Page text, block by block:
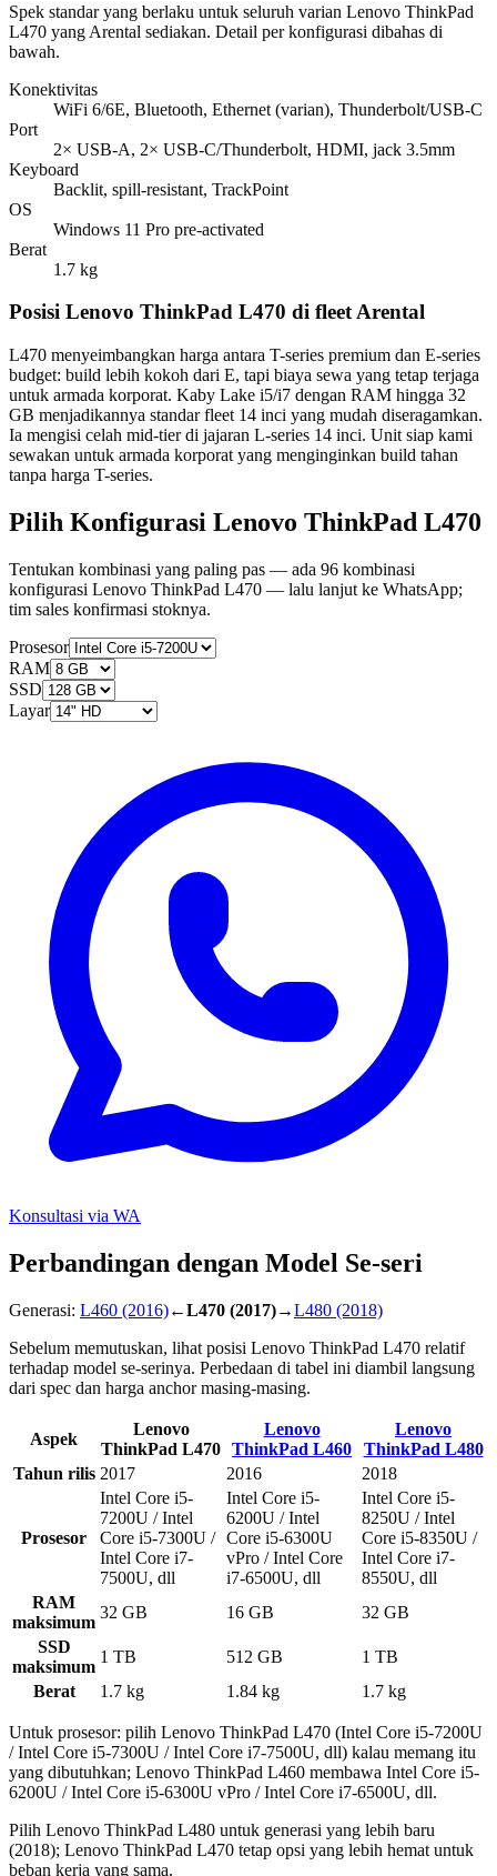
Spek standar yang berlaku untuk seluruh varian Lenovo ThinkPad
L470 yang Arental sediakan. Detail per konfigurasi dibahas di
bawah.
Konektivitas
WiFi 6/6E, Bluetooth, Ethernet (varian), Thunderbolt/USB-C
Port
2× USB-A, 2× USB-C/Thunderbolt, HDMI, jack 3.5mm
Keyboard
Backlit, spill-resistant, TrackPoint
OS
Windows 11 Pro pre-activated
Berat
1.7 kg
Posisi Lenovo ThinkPad L470 di fleet Arental
L470 menyeimbangkan harga antara T-series premium dan E-series
budget: build lebih kokoh dari E, tapi biaya sewa yang tetap terjaga
untuk armada korporat. Kaby Lake i5/i7 dengan RAM hingga 32
GB menjadikannya standar fleet 14 inci yang mudah diseragamkan.
Ia mengisi celah mid-tier di jajaran L-series 14 inci. Unit siap kami
sewakan untuk armada korporat yang menginginkan build tahan
tanpa harga T-series.
Pilih Konfigurasi Lenovo ThinkPad L470
Tentukan kombinasi yang paling pas — ada 96 kombinasi
konfigurasi Lenovo ThinkPad L470 — lalu lanjut ke WhatsApp;
tim sales konfirmasi stoknya.
Prosesor
RAM
SSD
Layar
Konsultasi via WA
Perbandingan dengan Model Se-seri
Generasi: L460 (2016)←L470 (2017)→L480 (2018)
Sebelum memutuskan, lihat posisi Lenovo ThinkPad L470 relatif
terhadap model se-serinya. Perbedaan di tabel ini diambil langsung
dari spec dan harga anchor masing-masing.
Aspek
Lenovo
ThinkPad L470
Lenovo
ThinkPad L460
Lenovo
ThinkPad L480
Tahun rilis 2017 2016 2018
Prosesor
Intel Core i5-
7200U / Intel
Core i5-7300U /
Intel Core i7-
7500U, dll
Intel Core i5-
6200U / Intel
Core i5-6300U
vPro / Intel Core
i7-6500U, dll
Intel Core i5-
8250U / Intel
Core i5-8350U /
Intel Core i7-
8550U, dll
RAM
maksimum
32 GB 16 GB
32 GB
SSD
maksimum
1 TB 512 GB
1 TB
Berat
1.7 kg 1.84 kg 1.7 kg
Untuk prosesor: pilih Lenovo ThinkPad L470 (Intel Core i5-7200U
/ Intel Core i5-7300U / Intel Core i7-7500U, dll) kalau memang itu
yang dibutuhkan; Lenovo ThinkPad L460 membawa Intel Core i5-
6200U / Intel Core i5-6300U vPro / Intel Core i7-6500U, dll.
Pilih Lenovo ThinkPad L480 untuk generasi yang lebih baru
(2018); Lenovo ThinkPad L470 tetap opsi yang lebih hemat untuk
beban kerja yang sama.